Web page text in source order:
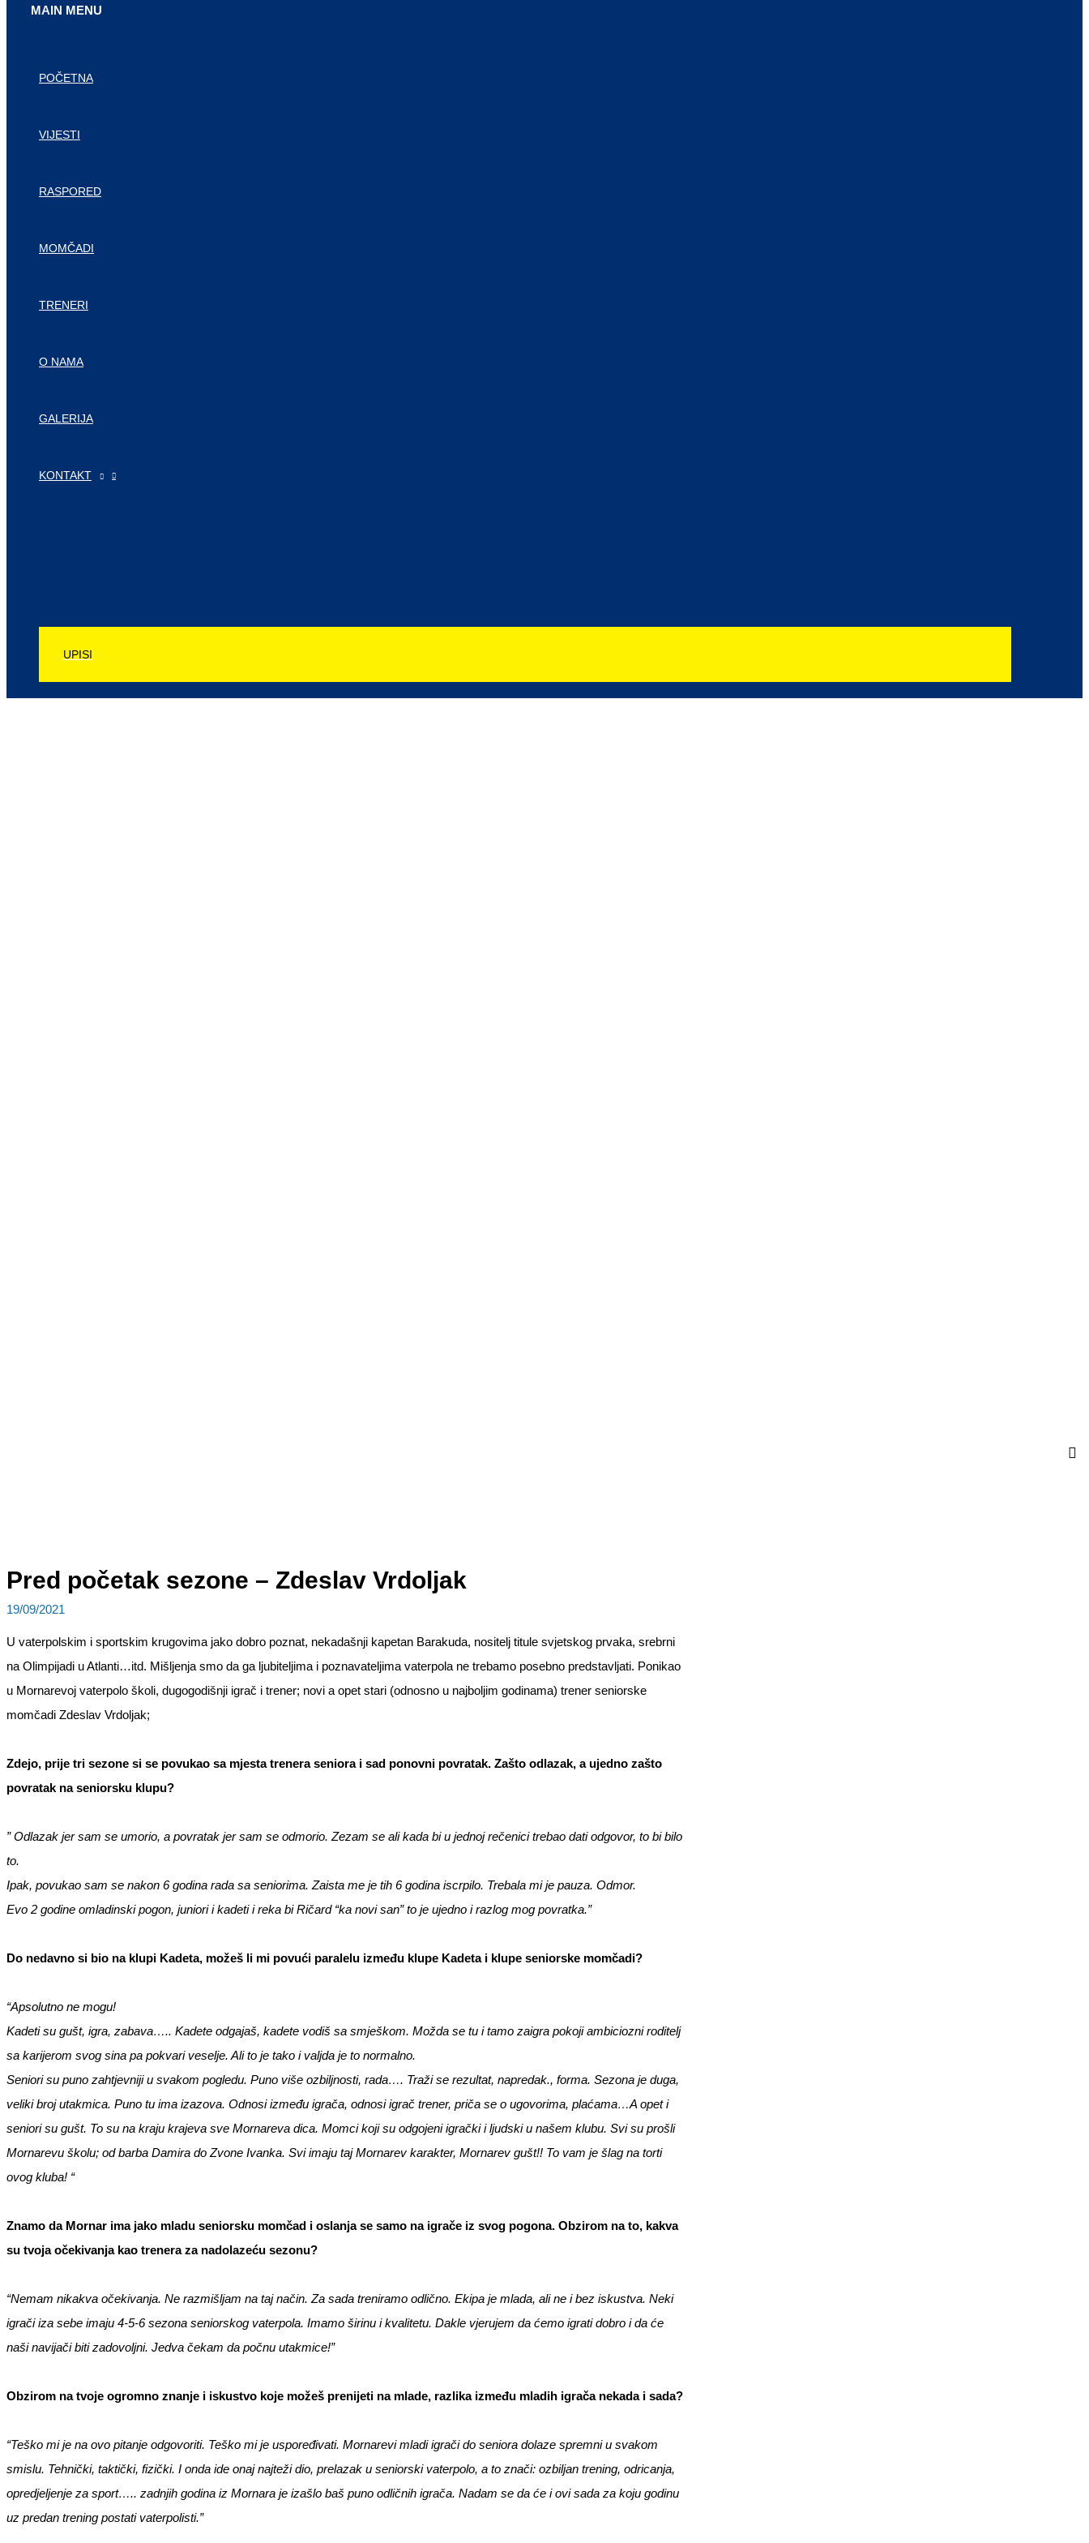
MAIN MENU
POČETNA
VIJESTI
RASPORED
MOMČADI
TRENERI
O NAMA
GALERIJA
KONTAKT
UPISI
Pred početak sezone – Zdeslav Vrdoljak
19/09/2021
U vaterpolskim i sportskim krugovima jako dobro poznat, nekadašnji kapetan Barakuda, nositelj titule svjetskog prvaka, srebrni
na Olimpijadi u Atlanti…itd. Mišljenja smo da ga ljubiteljima i poznavateljima vaterpola ne trebamo posebno predstavljati. Ponikao
u Mornarevoj vaterpolo školi, dugogodišnji igrač i trener; novi a opet stari (odnosno u najboljim godinama) trener seniorske
momčadi Zdeslav Vrdoljak;
Zdejo, prije tri sezone si se povukao sa mjesta trenera seniora i sad ponovni povratak. Zašto odlazak, a ujedno zašto
povratak na seniorsku klupu?
” Odlazak jer sam se umorio, a povratak jer sam se odmorio. Zezam se ali kada bi u jednoj rečenici trebao dati odgovor, to bi bilo
to.
Ipak, povukao sam se nakon 6 godina rada sa seniorima. Zaista me je tih 6 godina iscrpilo. Trebala mi je pauza. Odmor.
Evo 2 godine omladinski pogon, juniori i kadeti i reka bi Ričard “ka novi san” to je ujedno i razlog mog povratka.”
Do nedavno si bio na klupi Kadeta, možeš li mi povući paralelu između klupe Kadeta i klupe seniorske momčadi?
“Apsolutno ne mogu!
Kadeti su gušt, igra, zabava….. Kadete odgajaš, kadete vodiš sa smješkom. Možda se tu i tamo zaigra pokoji ambiciozni roditelj
sa karijerom svog sina pa pokvari veselje. Ali to je tako i valjda je to normalno.
Seniori su puno zahtjevniji u svakom pogledu. Puno više ozbiljnosti, rada…. Traži se rezultat, napredak., forma. Sezona je duga,
veliki broj utakmica. Puno tu ima izazova. Odnosi između igrača, odnosi igrač trener, priča se o ugovorima, plaćama…A opet i
seniori su gušt. To su na kraju krajeva sve Mornareva dica. Momci koji su odgojeni igrački i ljudski u našem klubu. Svi su prošli
Mornarevu školu; od barba Damira do Zvone Ivanka. Svi imaju taj Mornarev karakter, Mornarev gušt!! To vam je šlag na torti
ovog kluba! “
Znamo da Mornar ima jako mladu seniorsku momčad i oslanja se samo na igrače iz svog pogona. Obzirom na to, kakva
su tvoja očekivanja kao trenera za nadolazeću sezonu?
“Nemam nikakva očekivanja. Ne razmišljam na taj način. Za sada treniramo odlično. Ekipa je mlada, ali ne i bez iskustva. Neki
igrači iza sebe imaju 4-5-6 sezona seniorskog vaterpola. Imamo širinu i kvalitetu. Dakle vjerujem da ćemo igrati dobro i da će
naši navijači biti zadovoljni. Jedva čekam da počnu utakmice!”
Obzirom na tvoje ogromno znanje i iskustvo koje možeš prenijeti na mlade, razlika između mladih igrača nekada i sada?
“Teško mi je na ovo pitanje odgovoriti. Teško mi je uspoređivati. Mornarevi mladi igrači do seniora dolaze spremni u svakom
smislu. Tehnički, taktički, fizički. I onda ide onaj najteži dio, prelazak u seniorski vaterpolo, a to znači: ozbiljan trening, odricanja,
opredjeljenje za sport….. zadnjih godina iz Mornara je izašlo baš puno odličnih igrača. Nadam se da će i ovi sada za koju godinu
uz predan trening postati vaterpolisti.”